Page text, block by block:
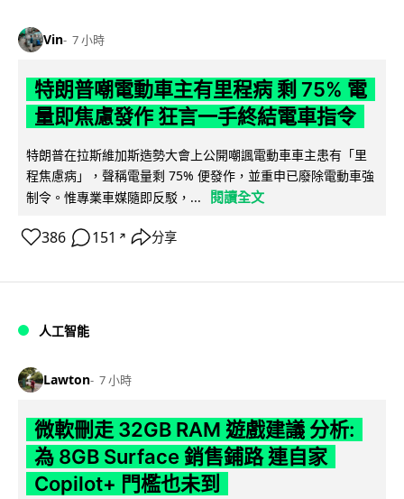
Vin 7 小時
特朗普嘲電動車主有里程病 剩 75% 電
量即焦慮發作 狂言一手終結電車指令
特朗普在拉斯維加斯造勢大會上公開嘲諷電動車車主患有「里
程焦慮病」，聲稱電量剩 75% 便發作，並重申已廢除電動車強
制令。惟專業車媒隨即反駁，...
閱讀全文
386 151 ↗ 分享
人工智能
Lawton 7 小時
微軟刪走 32GB RAM 遊戲建議 分析:
為 8GB Surface 銷售鋪路 連自家
Copilot+ 門檻也未到